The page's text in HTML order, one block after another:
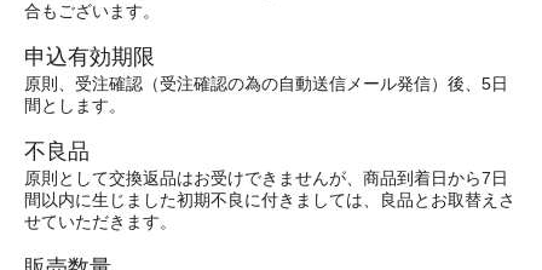
合もございます。
申込有効期限
原則、受注確認（受注確認の為の自動送信メール発信）後、5日
間とします。
不良品
原則として交換返品はお受けできませんが、商品到着日から7日
間以内に生じました初期不良に付きましては、良品とお取替えさ
せていただきます。